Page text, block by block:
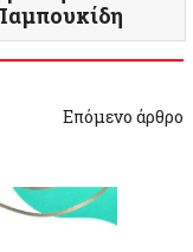
Επόμενο άρθρο